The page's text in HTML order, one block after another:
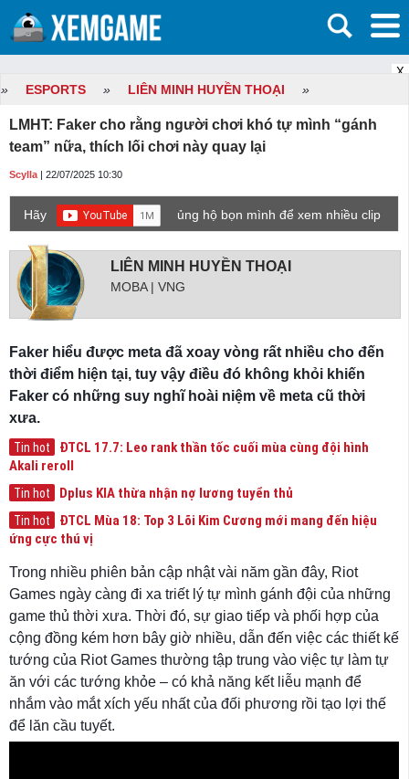
X
» ESPORTS » LIÊN MINH HUYỀN THOẠI »
LMHT: Faker cho rằng người chơi khó tự mình “gánh
team” nữa, thích lối chơi này quay lại
Scylla | 22/07/2025 10:30
Hãy
ủng hộ bọn mình để xem nhiều clip
LIÊN MINH HUYỀN THOẠI
MOBA | VNG
Faker hiểu được meta đã xoay vòng rất nhiều cho đến
thời điểm hiện tại, tuy vậy điều đó không khỏi khiến
Faker có những suy nghĩ hoài niệm về meta cũ thời
xưa.
Tin hot
ĐTCL 17.7: Leo rank thần tốc cuối mùa cùng đội hình
Akali reroll
Tin hot Dplus KIA thừa nhận nợ lương tuyển thủ
Tin hot
ĐTCL Mùa 18: Top 3 Lõi Kim Cương mới mang đến hiệu
ứng cực thú vị
Trong nhiều phiên bản cập nhật vài năm gần đây, Riot
Games ngày càng đi xa triết lý tự mình gánh đội của những
game thủ thời xưa. Thời đó, sự giao tiếp và phối hợp của
cộng đồng kém hơn bây giờ nhiều, dẫn đến việc các thiết kế
tướng của Riot Games thường tập trung vào việc tự làm tự
ăn với các tướng khỏe – có khả năng kết liễu mạnh để
nhắm vào mắt xích yếu nhất của đối phương rồi tạo lợi thế
để lăn cầu tuyết.